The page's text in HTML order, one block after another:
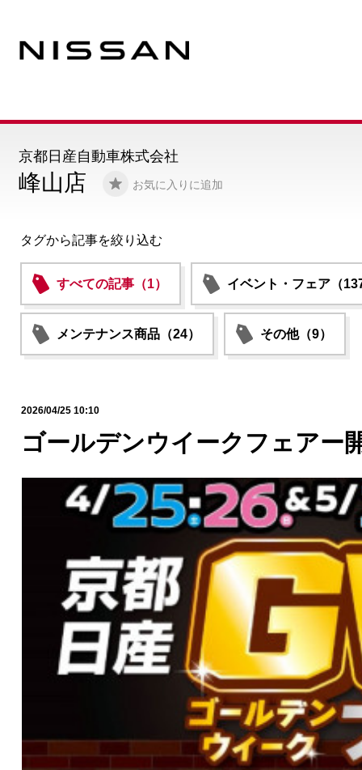
峰山店 お気に入りに追加
京都日産自動車株式会社
タグから記事を絞り込む
すべての記事（1） イベント・フェア（
メンテナンス商品（24） その他（9）
2026/04/25 10:10
ゴールデンウイークフェアー